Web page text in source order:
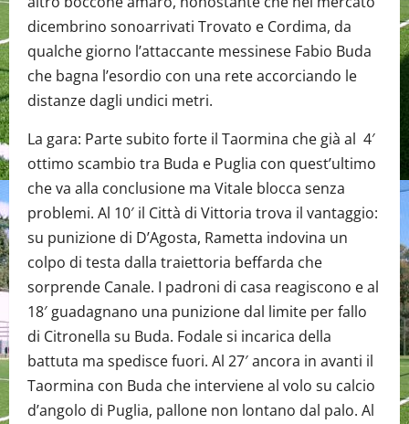
dicembrino sonoarrivati Trovato e Cordima, da
qualche giorno l’attaccante messinese Fabio Buda
che bagna l’esordio con una rete accorciando le
distanze dagli undici metri.
La gara: Parte subito forte il Taormina che già al 4′
ottimo scambio tra Buda e Puglia con quest’ultimo
che va alla conclusione ma Vitale blocca senza
problemi. Al 10′ il Città di Vittoria trova il vantaggio:
su punizione di D’Agosta, Rametta indovina un
colpo di testa dalla traiettoria beffarda che
sorprende Canale. I padroni di casa reagiscono e al
18′ guadagnano una punizione dal limite per fallo
di Citronella su Buda. Fodale si incarica della
battuta ma spedisce fuori. Al 27′ ancora in avanti il
Taormina con Buda che interviene al volo su calcio
d’angolo di Puglia, pallone non lontano dal palo. Al